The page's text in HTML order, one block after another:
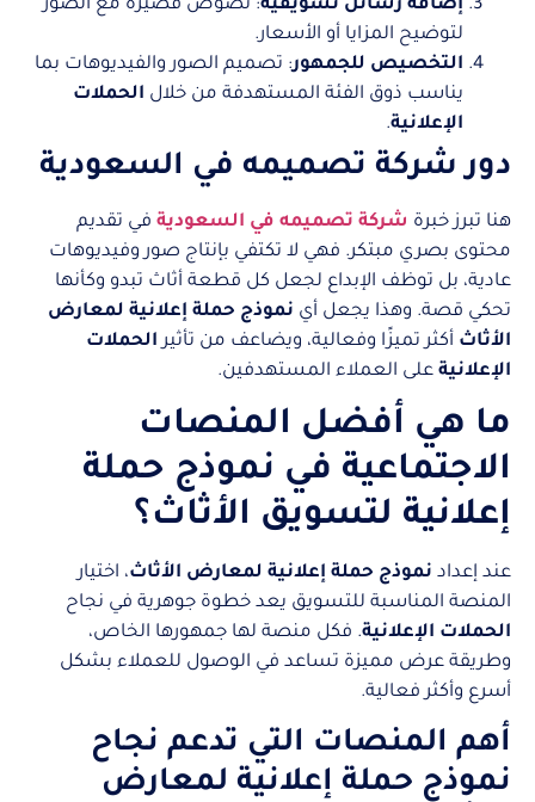
إضافة رسائل تسويقية: نصوص قصيرة مع الصور
لتوضيح المزايا أو الأسعار.
التخصيص للجمهور: تصميم الصور والفيديوهات بما
يناسب ذوق الفئة المستهدفة من خلال الحملات
الإعلانية.
دور شركة تصميمه في السعودية
هنا تبرز خبرة شركة تصميمه في السعودية في تقديم
محتوى بصري مبتكر. فهي لا تكتفي بإنتاج صور وفيديوهات
عادية، بل توظف الإبداع لجعل كل قطعة أثاث تبدو وكأنها
تحكي قصة. وهذا يجعل أي نموذج حملة إعلانية لمعارض
الأثاث أكثر تميزًا وفعالية، ويضاعف من تأثير الحملات
الإعلانية على العملاء المستهدفين.
ما هي أفضل المنصات
الاجتماعية في نموذج حملة
إعلانية لتسويق الأثاث؟
عند إعداد نموذج حملة إعلانية لمعارض الأثاث، اختيار
المنصة المناسبة للتسويق يعد خطوة جوهرية في نجاح
الحملات الإعلانية. فكل منصة لها جمهورها الخاص،
وطريقة عرض مميزة تساعد في الوصول للعملاء بشكل
أسرع وأكثر فعالية.
أهم المنصات التي تدعم نجاح
نموذج حملة إعلانية لمعارض